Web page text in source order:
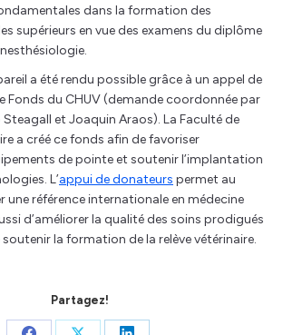
dans la formation des
supérieurs en vue des examens du diplôme
a été rendu possible grâce à un appel de
Fonds du CHUV (demande coordonnée par
et Joaquin Araos). La Faculté de
a créé ce fonds afin de favoriser
de pointe et soutenir l’implantation
L’appui de donateurs permet au
une référence internationale en médecine
d’améliorer la qualité des soins prodigués
la formation de la relève vétérinaire.
Partagez!